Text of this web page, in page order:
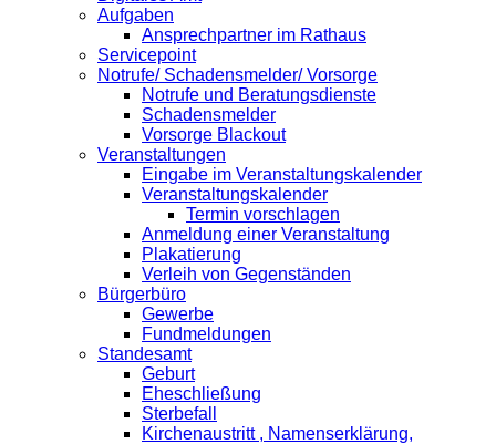
Aufgaben
Ansprechpartner im Rathaus
Servicepoint
Notrufe/ Schadensmelder/ Vorsorge
Notrufe und Beratungsdienste
Schadensmelder
Vorsorge Blackout
Veranstaltungen
Eingabe im Veranstaltungskalender
Veranstaltungskalender
Termin vorschlagen
Anmeldung einer Veranstaltung
Plakatierung
Verleih von Gegenständen
Bürgerbüro
Gewerbe
Fundmeldungen
Standesamt
Geburt
Eheschließung
Sterbefall
Kirchenaustritt , Namenserklärung,